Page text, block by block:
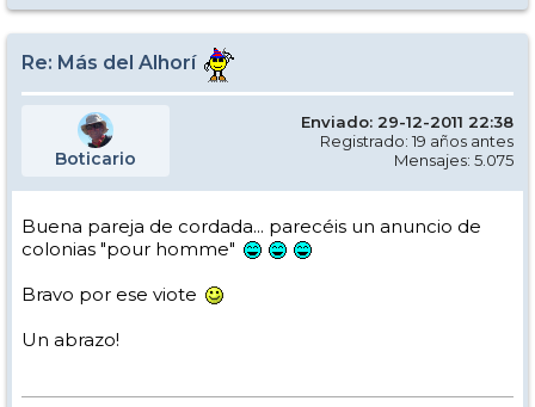
Re: Más del Alhorí
Boticario
Enviado: 29-12-2011 22:38
Registrado: 19 años antes
Mensajes: 5.075
Buena pareja de cordada... parecéis un anuncio de
colonias "pour homme"
Bravo por ese viote
Un abrazo!